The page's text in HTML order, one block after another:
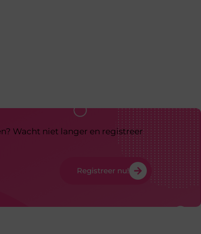
Wacht niet langer en registreer
Registreer nu!